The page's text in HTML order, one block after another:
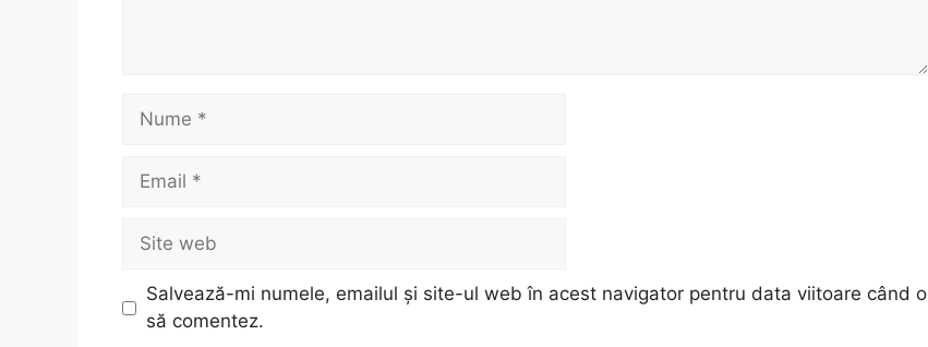
Nume
Email
Site
web
Salvează-mi numele, emailul și site-ul web în acest navigator pentru data viitoare când o
să comentez.